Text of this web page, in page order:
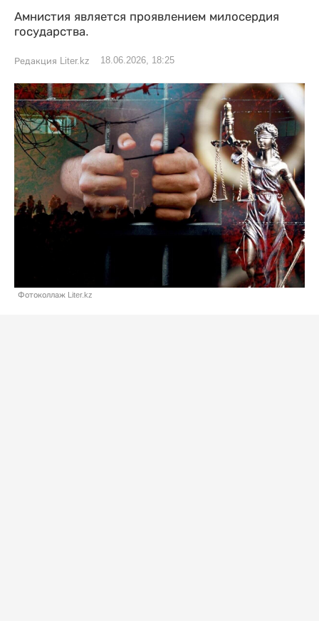
Амнистия является проявлением милосердия
государства.
Редакция Liter.kz 18.06.2026, 18:25
Фотоколлаж Liter.kz